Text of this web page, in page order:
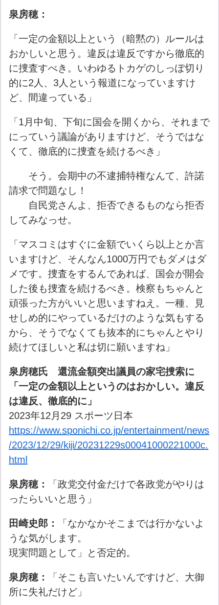
泉房穂：
「一定の金額以上という（暗黙の）ルールは
おかしいと思う。違反は違反ですから徹底的
に捜査すべき。いわゆるトカゲのしっぽ切り
的に2人、3人という報道になっていますけ
ど、間違っている」
「1月中旬、下旬に国会を開くから、それまで
にっていう議論がありますけど、そうではな
くて、徹底的に捜査を続けるべき」
そう。会期中の不逮捕特権なんて、許諾
請求で問題なし！
自民党さんよ、拒否できるものなら拒否
してみなっせ。
「マスコミはすぐに金額でいくら以上とか言
いますけど、そんなん1000万円でもダメはダ
メです。捜査をするんであれば、国会が開会
した後も捜査を続けるべき。検察もちゃんと
頑張った方がいいと思いますねえ。一種、見
せしめ的にやっているだけのような気もする
から、そうでなくても抜本的にちゃんとやり
続けてほしいと私は切に願いますね」
泉房穂氏 還流金額突出議員の家宅捜索に
「一定の金額以上というのはおかしい。違反
は違反、徹底的に」
2023年12月29 スポーツ日本
https://www.sponichi.co.jp/entertainment/news
/2023/12/29/kiji/20231229s00041000221000c.
html
泉房穂：
「政党交付金だけで各政党がやりは
ったらいいと思う」
田崎史郎：
「なかなかそこまでは行かないよ
うな気がします。
現実問題として」と否定的。
泉房穂：
「そこも言いたいんですけど、大御
所に失礼だけど」